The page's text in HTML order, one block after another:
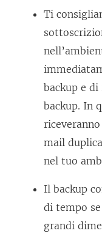
Ti
backup e
backup. In
mail
nel tuo
Il backup
di tempo
grandi